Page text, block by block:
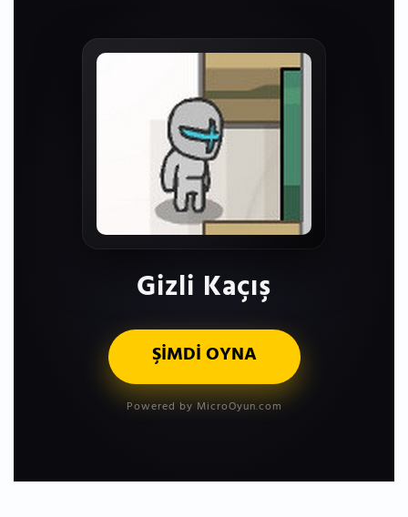
Gizli Kaçış
ŞİMDİ OYNA
Powered by MicroOyun.com